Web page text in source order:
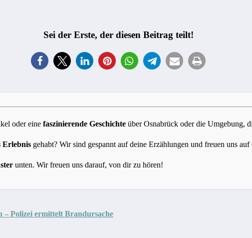
Sei der Erste, der diesen Beitrag teilt!
oder eine faszinierende Geschichte über Osnabrück oder die Umgebung,
Erlebnis gehabt? Wir sind gespannt auf deine Erzählungen und freuen uns auf
unten. Wir freuen uns darauf, von dir zu hören!
– Polizei ermittelt Brandursache